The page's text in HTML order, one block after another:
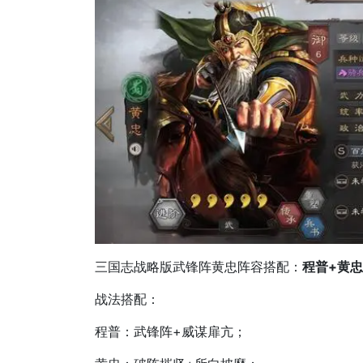
三国志战略版武锋阵黄忠阵容搭配： 程普+黄
战法搭配：
程普：武锋阵+威谋扉亢；